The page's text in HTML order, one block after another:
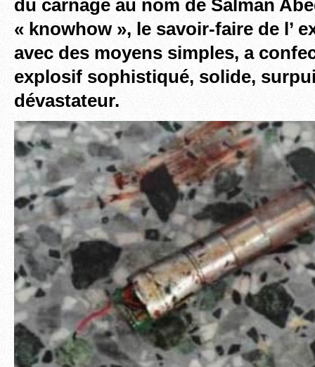
du carnage au nom de Salman
« knowhow », le savoir-faire de l’
avec des moyens simples, a
explosif sophistiqué, solide,
dévastateur.